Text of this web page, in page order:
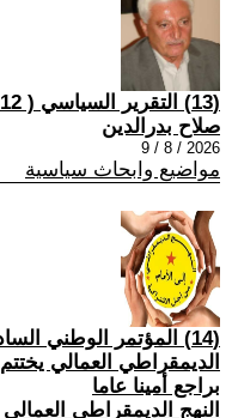
(13) التقرير السياسي ( 112 )
صلاح بدرالدين
2026 / 8 / 9
مواضيع وابحاث سياسية
(14) المؤتمر الوطني
الديمقراطي العمالي
براجع أمينا عاما
النهج الديمقراطي العمالي